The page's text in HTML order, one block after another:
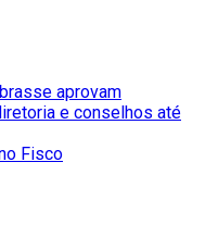
aprovam
e conselhos até
Fisco